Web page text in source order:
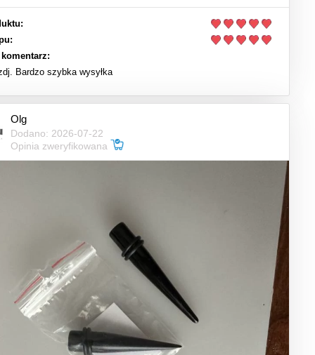
Bardzo szybka wysyłka
Olg
Dodano: 2026-07-22
Opinia zweryfikowana